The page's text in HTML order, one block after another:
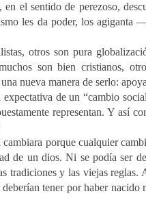
el sentido de perezoso,
les da poder, los
otros son pura
son bien cristianos,
nueva manera de serlo:
de un “cambio
representan. Y así
porque cualquier
de un dios. Ni se podía ser
tradiciones y las viejas
tener por haber nacido